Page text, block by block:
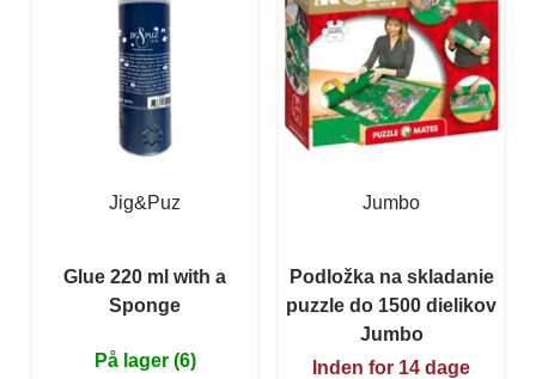
Jig&Puz
Glue 220 ml with a
Sponge
På lager (6)
Jumbo
Podložka na skladanie
puzzle do 1500 dielikov
Jumbo
Inden for 14 dage